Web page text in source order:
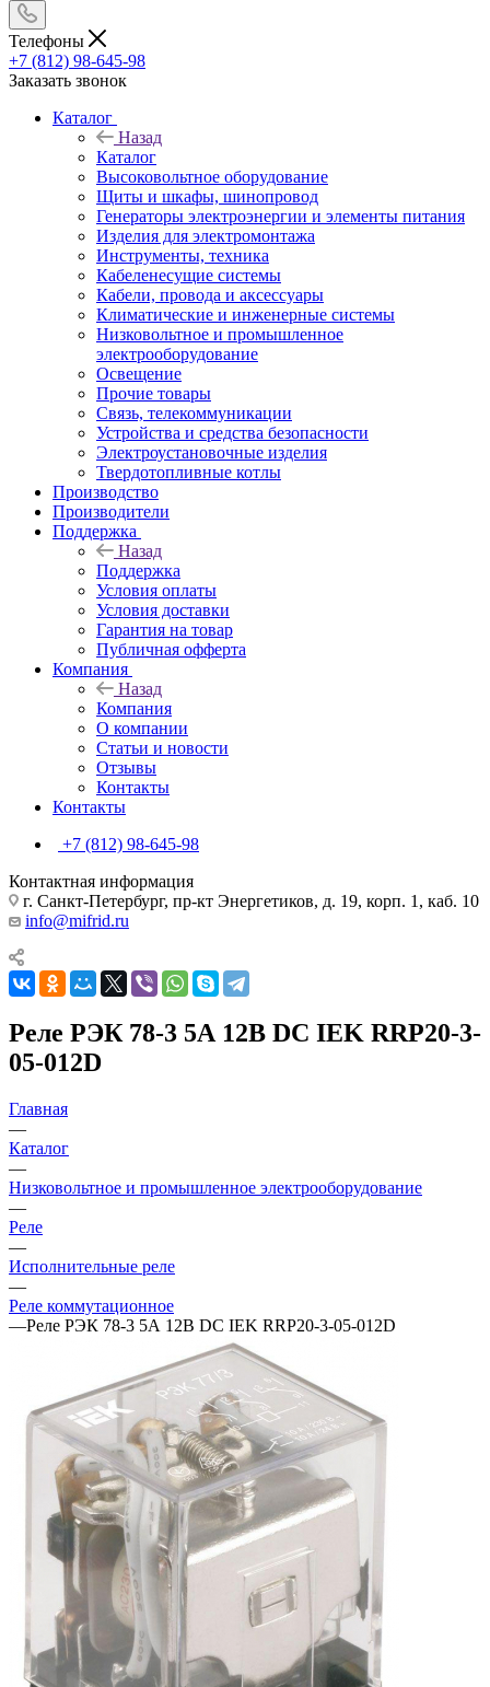
Телефоны
+7 (812) 98-645-98
Заказать звонок
Каталог
Назад
Каталог
Высоковольтное оборудование
Щиты и шкафы, шинопровод
Генераторы электроэнергии и элементы питания
Изделия для электромонтажа
Инструменты, техника
Кабеленесущие системы
Кабели, провода и аксессуары
Климатические и инженерные системы
Низковольтное и промышленное
электрооборудование
Освещение
Прочие товары
Связь, телекоммуникации
Устройства и средства безопасности
Электроустановочные изделия
Твердотопливные котлы
Производство
Производители
Поддержка
Назад
Поддержка
Условия оплаты
Условия доставки
Гарантия на товар
Публичная офферта
Компания
Назад
Компания
О компании
Статьи и новости
Отзывы
Контакты
Контакты
+7 (812) 98-645-98
Контактная информация
г. Санкт-Петербург, пр-кт Энергетиков, д. 19, корп. 1, каб. 10
info@mifrid.ru
Реле РЭК 78-3 5А 12В DC IEK RRP20-3-
05-012D
Главная
—
Каталог
—
Низковольтное и промышленное электрооборудование
—
Реле
—
Исполнительные реле
—
Реле коммутационное
—Реле РЭК 78-3 5А 12В DC IEK RRP20-3-05-012D